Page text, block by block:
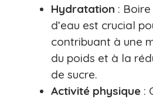
Hydratation :
d’eau est crucial
contribuant à une
du poids et à la
de sucre.
Activité physique :